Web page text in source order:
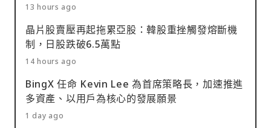
13 hours ago
晶片股賣壓再起拖累亞股：韓股重挫觸發熔斷機
制，日股跌破6.5萬點
14 hours ago
BingX 任命 Kevin Lee 為首席策略長，加速推進
多資產、以用戶為核心的發展願景
1 day ago